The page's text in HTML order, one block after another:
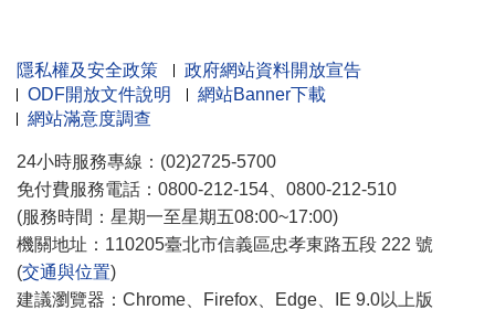
隱私權及安全政策
政府網站資料開放宣告
ODF開放文件說明
網站Banner下載
網站滿意度調查
24小時服務專線：(02)2725-5700
免付費服務電話：0800-212-154、0800-212-510
(服務時間：星期一至星期五08:00~17:00)
機關地址：110205臺北市信義區忠孝東路五段 222 號
(交通與位置)
建議瀏覽器：Chrome、Firefox、Edge、IE 9.0以上版